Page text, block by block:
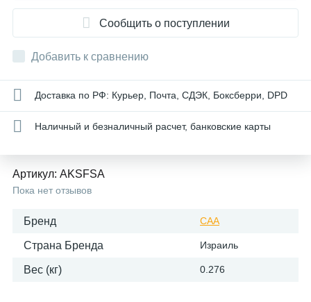
Сообщить о поступлении
Добавить к сравнению
Доставка по РФ: Курьер, Почта, СДЭК, Боксберри, DPD
Наличный и безналичный расчет, банковские карты
Артикул: AKSFSA
Пока нет отзывов
Бренд CAA
Страна Бренда Израиль
Вес (кг) 0.276